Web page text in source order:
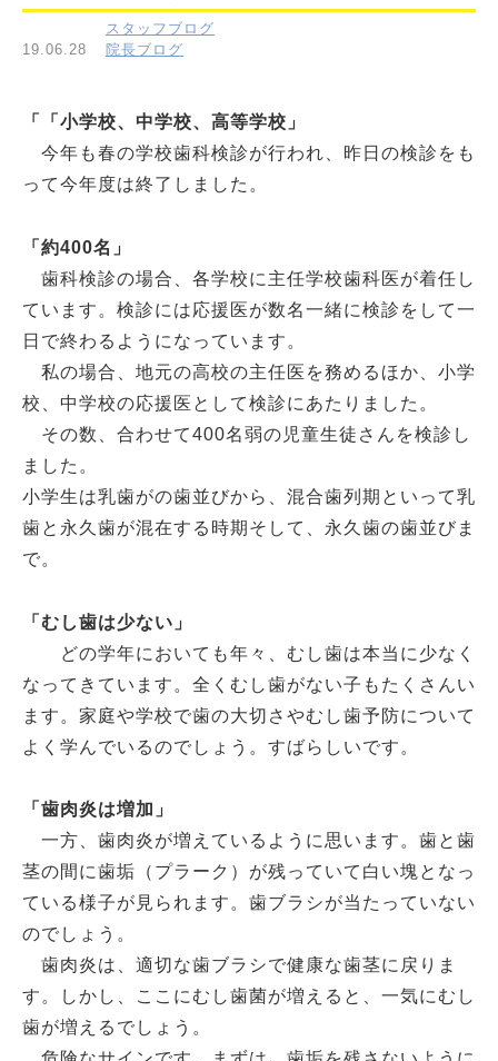
19.06.28
スタッフブログ
院長ブログ
「「小学校、中学校、高等学校」
今年も春の学校歯科検診が行われ、昨日の検診をも
って今年度は終了しました。
「約400名」
歯科検診の場合、各学校に主任学校歯科医が着任し
ています。検診には応援医が数名一緒に検診をして一
日で終わるようになっています。
私の場合、地元の高校の主任医を務めるほか、小学
校、中学校の応援医として検診にあたりました。
その数、合わせて400名弱の児童生徒さんを検診し
ました。
小学生は乳歯がの歯並びから、混合歯列期といって乳
歯と永久歯が混在する時期そして、永久歯の歯並びま
で。
「むし歯は少ない」
どの学年においても年々、むし歯は本当に少なく
なってきています。全くむし歯がない子もたくさんい
ます。家庭や学校で歯の大切さやむし歯予防について
よく学んでいるのでしょう。すばらしいです。
「歯肉炎は増加」
一方、歯肉炎が増えているように思います。歯と歯
茎の間に歯垢（プラーク）が残っていて白い塊となっ
ている様子が見られます。歯ブラシが当たっていない
のでしょう。
歯肉炎は、適切な歯ブラシで健康な歯茎に戻りま
す。しかし、ここにむし歯菌が増えると、一気にむし
歯が増えるでしょう。